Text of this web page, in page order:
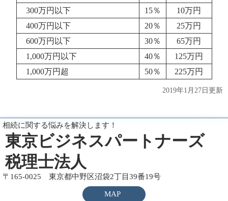
300万円以下
15％
10万円
400万円以下
20％
25万円
600万円以下
30％
65万円
1,000万円以下
40％
125万円
1,000万円超
50％ 225万円
2019年1月27日更新
相続に関する悩みを解決します！
東京ビジネスパートナーズ
税理士法人
〒165-0025 東京都中野区沼袋2丁目39番19号
MAP